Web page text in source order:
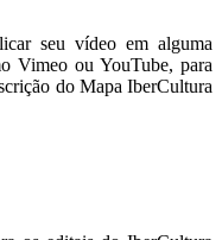
seu vídeo em alguma
Vimeo ou YouTube, para
do Mapa IberCultura